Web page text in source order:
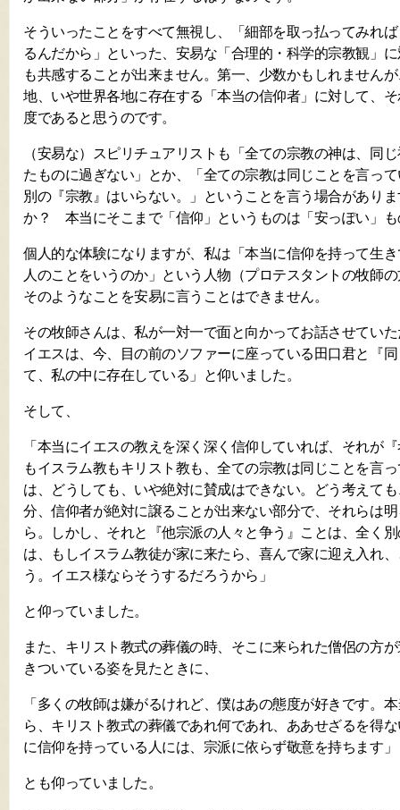
そういったことをすべて無視し、「細部を取っ払ってみれ
るんだから」といった、安易な「合理的・科学的宗教観」
も共感することが出来ません。第一、少数かもしれません
地、いや世界各地に存在する「本当の信仰者」に対して、
度であると思うのです。
（安易な）スピリチュアリストも「全ての宗教の神は、同
たものに過ぎない」とか、「全ての宗教は同じことを言っ
別の『宗教』はいらない。」ということを言う場合があり
か？ 本当にそこまで「信仰」というものは「安っぽい」
個人的な体験になりますが、私は「本当に信仰を持って生
人のことをいうのか」という人物（プロテスタントの牧師
そのようなことを安易に言うことはできません。
その牧師さんは、私が一対一で面と向かってお話させてい
イエスは、今、目の前のソファーに座っている田口君と『
て、私の中に存在している」と仰いました。
そして、
「本当にイエスの教えを深く深く信仰していれば、それが
もイスラム教もキリスト教も、全ての宗教は同じことを言
は、どうしても、いや絶対に賛成はできない。どう考えて
分、信仰者が絶対に譲ることが出来ない部分で、それらは
ら。しかし、それと『他宗派の人々と争う』ことは、全く
は、もしイスラム教徒が家に来たら、喜んで家に迎え入れ
う。イエス様ならそうするだろうから」
と仰っていました。
また、キリスト教式の葬儀の時、そこに来られた僧侶の方
きついている姿を見たときに、
「多くの牧師は嫌がるけれど、僕はあの態度が好きです。
ら、キリスト教式の葬儀であれ何であれ、ああせざるを得
に信仰を持っている人には、宗派に依らず敬意を持ちます」
とも仰っていました。